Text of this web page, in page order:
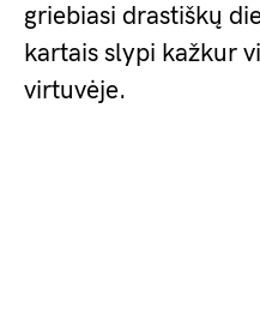
griebiasi drastiškų
kartais slypi kažkur
virtuvėje.